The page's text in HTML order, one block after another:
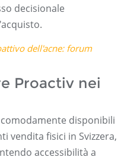
decisionale
dell'acne: forum
Proactiv nei
disponibili
vendita fisici in Svizzera,
accessibilità a